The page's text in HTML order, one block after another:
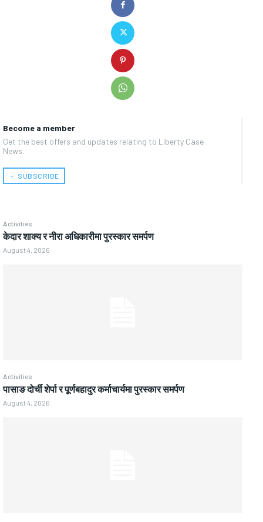
Become a member
Get the best offers and updates relating to Liberty Case
News.
﹢ SUBSCRIBE
Activities
केदार शाक्य र नीरा अधिकारीमा पुरस्कार समर्पण
August 4, 2026
Activities
पासाङ दोर्ची शेर्पा र पूर्णबहादुर कर्माचार्यमा पुरस्कार समर्पण
August 4, 2026